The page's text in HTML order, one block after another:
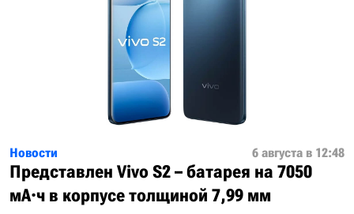
Новости 6 августа в 12:48
Представлен Vivo S2 – батарея на 7050
мА·ч в корпусе толщиной 7,99 мм